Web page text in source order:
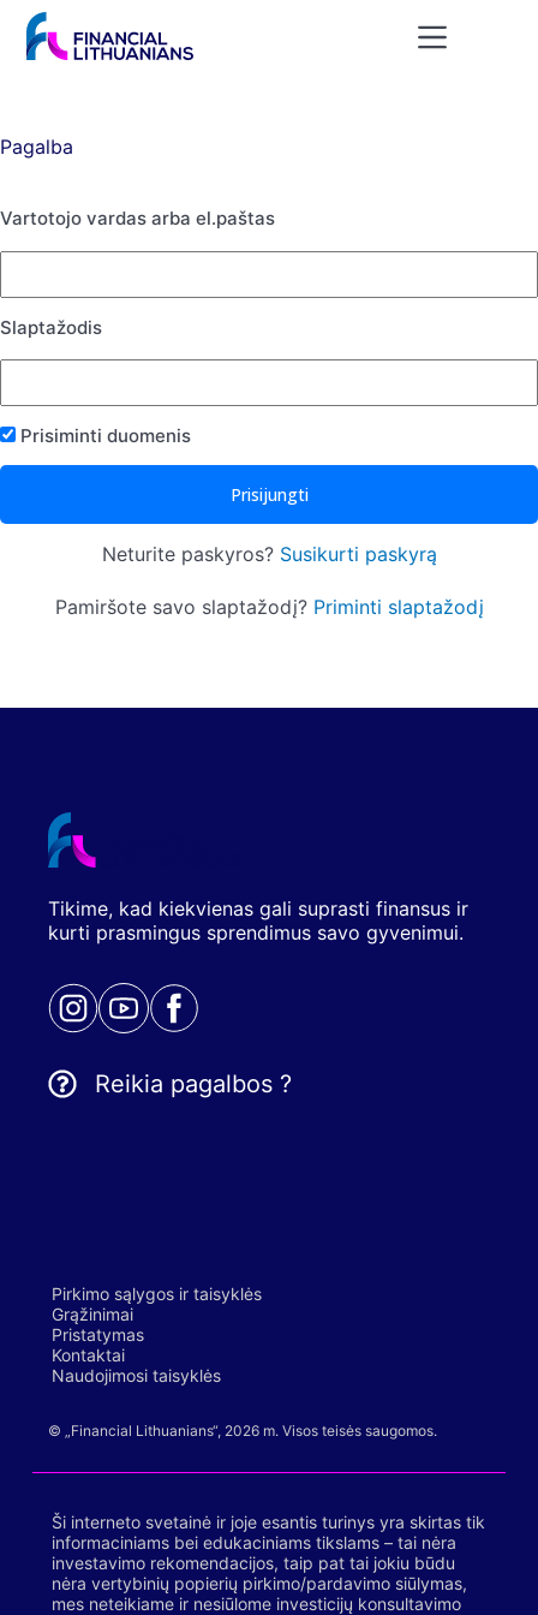
Skip
content
Pagalba
Vartotojo vardas arba el.paštas
Slaptažodis
Prisiminti duomenis
Neturite paskyros? Susikurti paskyrą
Pamiršote savo slaptažodį? Priminti slaptažodį
Tikime, kad kiekvienas gali suprasti finansus ir
kurti prasmingus sprendimus savo gyvenimui.
Reikia pagalbos ?
Pirkimo sąlygos ir taisyklės
Grąžinimai
Pristatymas
Kontaktai
Naudojimosi taisyklės
© „Financial Lithuanians“, 2026 m. Visos teisės saugomos.
Ši interneto svetainė ir joje esantis turinys yra skirtas tik
informaciniams bei edukaciniams tikslams – tai nėra
investavimo rekomendacijos, taip pat tai jokiu būdu
nėra vertybinių popierių pirkimo/pardavimo siūlymas,
mes neteikiame ir nesiūlome investicijų konsultavimo